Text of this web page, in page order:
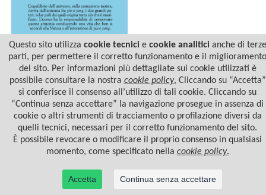
YIN E YANG
Questo sito utilizza cookie tecnicie cookie analiticianche di terze
parti, per permettere il corretto funzionamento e il miglioramento
del sito. Per informazioni più dettagliate sui cookie utilizzati è
possibile consultare la nostra cookie policy. Cliccando su “Accetta”
si conferisce il consenso all’utilizzo di tali cookie. Cliccando su
“Continua senza accettare” la navigazione prosegue in assenza di
cookie o altri strumenti di tracciamento o profilazione diversi da
quelli tecnici, necessari per il corretto funzionamento del sito.
È possibile revocare o modificare il proprio consenso in qualsiasi
momento, come specificato nella cookie policy.
Accetta Continua senza accettare